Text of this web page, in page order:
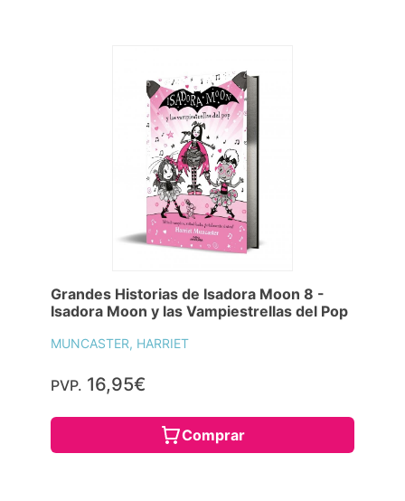
Grandes Historias de Isadora Moon 8 -
Isadora Moon y las Vampiestrellas del Pop
MUNCASTER, HARRIET
PVP. 16,95€
Comprar